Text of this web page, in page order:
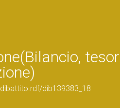
dib139383_18